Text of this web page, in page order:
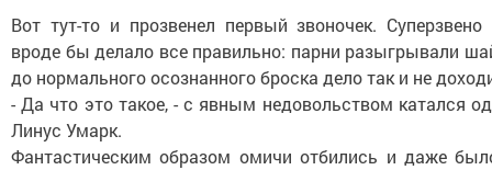
Вот тут-то и прозвенел первый звоночек. Суперзвено
вроде бы делало все правильно: парни разыгрывали
до нормального осознанного броска дело так и не
- Да что это такое, - с явным недовольством катался
Линус Умарк.
Фантастическим образом омичи отбились и даже